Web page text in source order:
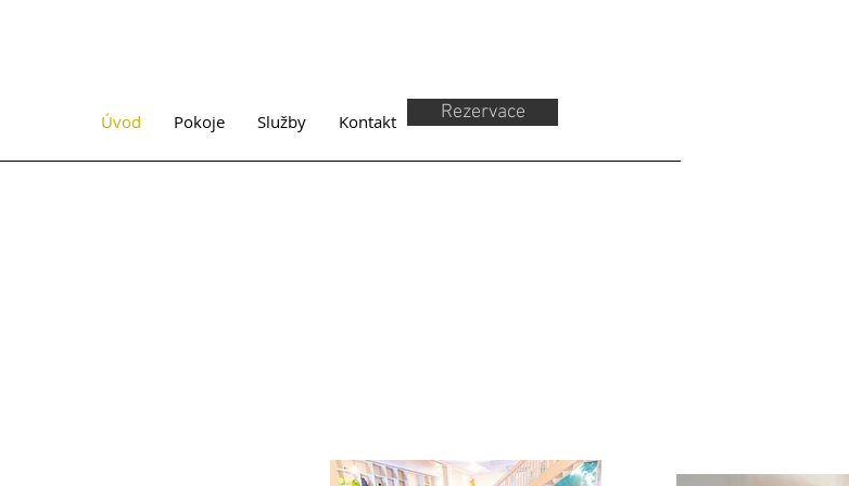
Úvod Pokoje Služby Kontakt Rezervace